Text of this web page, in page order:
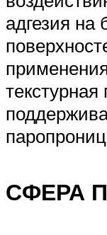
адгезия на
СФЕРА